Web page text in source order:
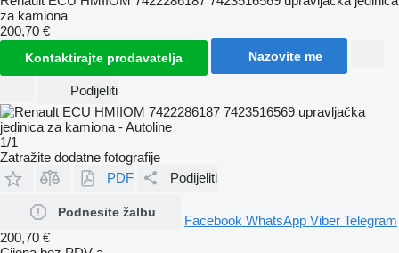
za kamiona
200,70 €
Kontaktirajte prodavatelja Nazovite me
Podijeliti
1/1
Zatražite dodatne fotografije
PDF
Podijeliti
Podnesite žalbu
Facebook WhatsApp Viber Telegram
200,70 €